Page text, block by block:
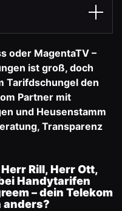
oder MagentaTV –
ist groß, doch
Tarifdschungel den
Partner mit
und Heusenstamm
Transparenz
Rill, Herr Ott,
Handytarifen
– dein Telekom
anders?